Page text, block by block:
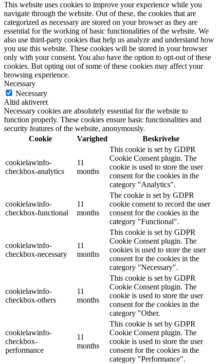
This website uses cookies to improve your experience while you
navigate through the website. Out of these, the cookies that are
categorized as necessary are stored on your browser as they are
essential for the working of basic functionalities of the website. We
also use third-party cookies that help us analyze and understand how
you use this website. These cookies will be stored in your browser
only with your consent. You also have the option to opt-out of these
cookies. But opting out of some of these cookies may affect your
browsing experience.
Necessary
Necessary
Altid aktiveret
Necessary cookies are absolutely essential for the website to
function properly. These cookies ensure basic functionalities and
security features of the website, anonymously.
Cookie
Varighed Beskrivelse
cookielawinfo-
checkbox-analytics
11
months
This cookie is set by GDPR
Cookie Consent plugin. The
cookie is used to store the user
consent for the cookies in the
category "Analytics".
cookielawinfo-
checkbox-functional
11
months
The cookie is set by GDPR
cookie consent to record the user
consent for the cookies in the
category "Functional".
cookielawinfo-
checkbox-necessary
11
months
This cookie is set by GDPR
Cookie Consent plugin. The
cookies is used to store the user
consent for the cookies in the
category "Necessary".
cookielawinfo-
checkbox-others
11
months
This cookie is set by GDPR
Cookie Consent plugin. The
cookie is used to store the user
consent for the cookies in the
category "Other.
cookielawinfo-
checkbox-
performance
11
months
This cookie is set by GDPR
Cookie Consent plugin. The
cookie is used to store the user
consent for the cookies in the
category "Performance".